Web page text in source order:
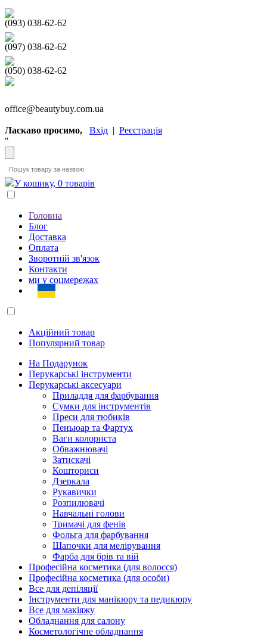
(093) 038-62-62
(097) 038-62-62
(050) 038-62-62
office@beautybuy.com.ua
Ласкаво просимо, Вхід | Реєстрація
"
У кошику, 0 товарів
Головна
Блог
Доставка
Оплата
Зворотній зв'язок
Контакти
ми у соцмережах
Акційний товар
Популярний товар
На Подарунок
Перукарські інструменти
Перукарські аксесуари
Приладдя для фарбування
Сумки для інструментів
Преси для тюбиків
Пеньюар та Фартух
Ваги колориста
Обважнювачі
Затискачі
Кошториси
Дзеркала
Рукавички
Розпилювачі
Навчальні голови
Тримачі для фенів
Фольга для фарбування
Шапочки для мелірування
Фарба для брів та вій
Професійна косметика (для волосся)
Професійна косметика (для особи)
Все для депіляції
Інструменти для манікюру та педикюру
Все для макіяжу
Обладнання для салону
Косметологічне обладнання